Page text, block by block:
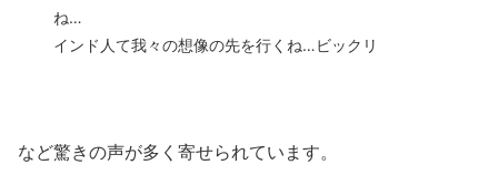
ね…
インド人て我々の想像の先を行くね…ビックリ
など驚きの声が多く寄せられています。